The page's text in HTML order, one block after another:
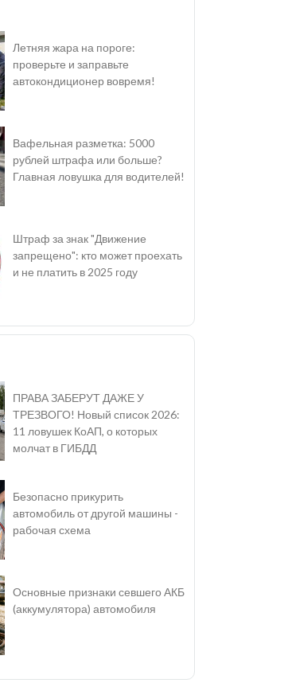
Летняя жара на пороге:
проверьте и заправьте
автокондиционер вовремя!
Вафельная разметка: 5000
рублей штрафа или больше?
Главная ловушка для водителей!
Штраф за знак "Движение
запрещено": кто может проехать
и не платить в 2025 году
ПРАВА ЗАБЕРУТ ДАЖЕ У
ТРЕЗВОГО! Новый список 2026:
11 ловушек КоАП, о которых
молчат в ГИБДД
Безопасно прикурить
автомобиль от другой машины -
рабочая схема
Основные признаки севшего АКБ
(аккумулятора) автомобиля